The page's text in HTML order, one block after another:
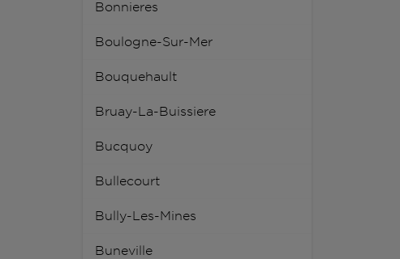
Bonnieres
Boulogne-Sur-Mer
Bouquehault
Bruay-La-Buissiere
Bucquoy
Bullecourt
Bully-Les-Mines
Buneville